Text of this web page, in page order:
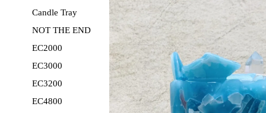
Candle Tray
NOT THE END
EC2000
EC3000
EC3200
EC4800